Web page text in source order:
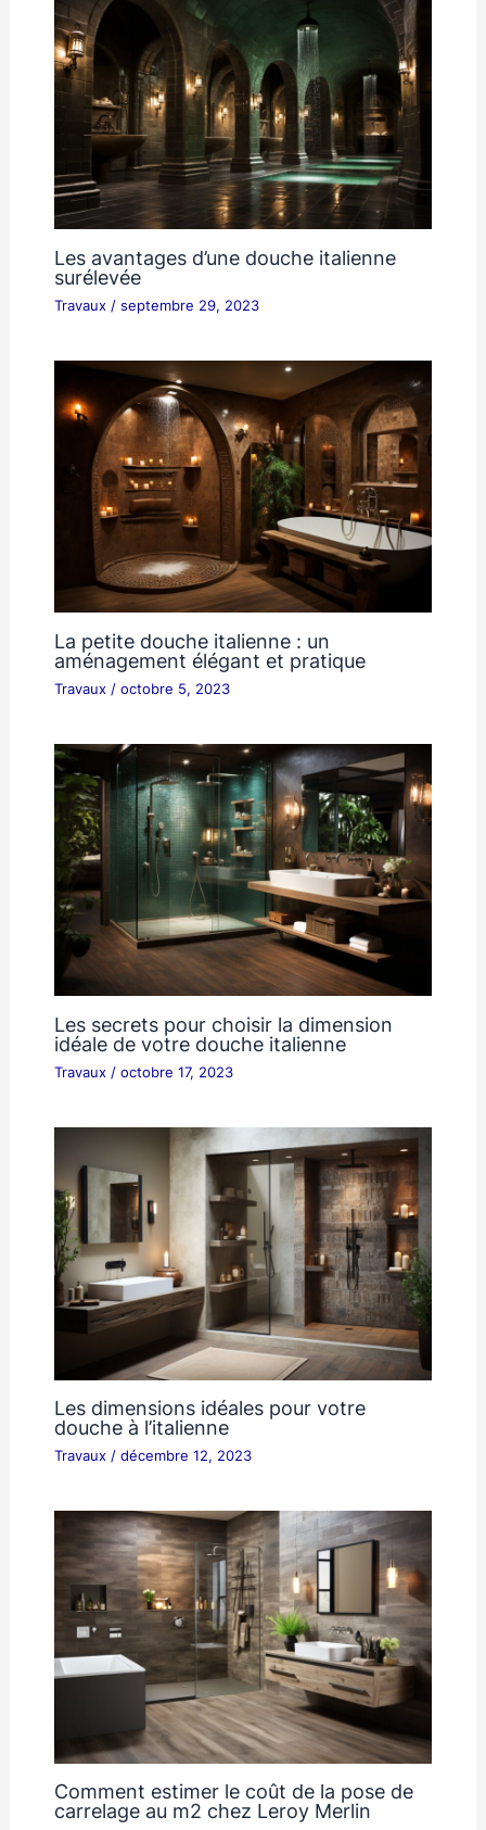
Les avantages d’une douche italienne
surélevée
Travaux/ septembre 29, 2023
La petite douche italienne : un
aménagement élégant et pratique
Travaux/ octobre 5, 2023
Les secrets pour choisir la dimension
idéale de votre douche italienne
Travaux/ octobre 17, 2023
Les dimensions idéales pour votre
douche à l’italienne
Travaux/ décembre 12, 2023
Comment estimer le coût de la pose de
carrelage au m2 chez Leroy Merlin